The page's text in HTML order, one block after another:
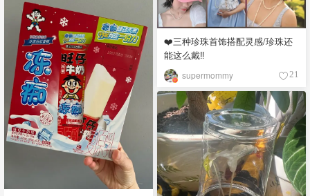
❤️三种珍珠首饰搭配灵感/珍珠还
能这么戴‼️
supermommy 21